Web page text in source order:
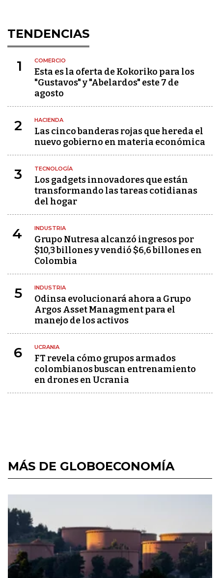
TENDENCIAS
1 COMERCIO
Esta es la oferta de Kokoriko para los
"Gustavos" y "Abelardos" este 7 de
agosto
2 HACIENDA
Las cinco banderas rojas que hereda el
nuevo gobierno en materia económica
3 TECNOLOGÍA
Los gadgets innovadores que están
transformando las tareas cotidianas
del hogar
4 INDUSTRIA
Grupo Nutresa alcanzó ingresos por
$10,3 billones y vendió $6,6 billones en
Colombia
5 INDUSTRIA
Odinsa evolucionará ahora a Grupo
Argos Asset Managment para el
manejo de los activos
6 UCRANIA
FT revela cómo grupos armados
colombianos buscan entrenamiento
en drones en Ucrania
MÁS DE GLOBOECONOMÍA